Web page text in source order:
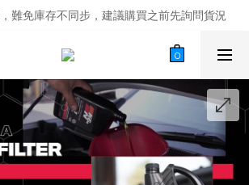
難免庫存不同步，建議購買之前先詢問貨況
難免庫存不同步，建議購買之前先詢問貨況
過20年的改裝老字號，安全有保障
難免庫存不同步，建議購買之前先詢問貨況